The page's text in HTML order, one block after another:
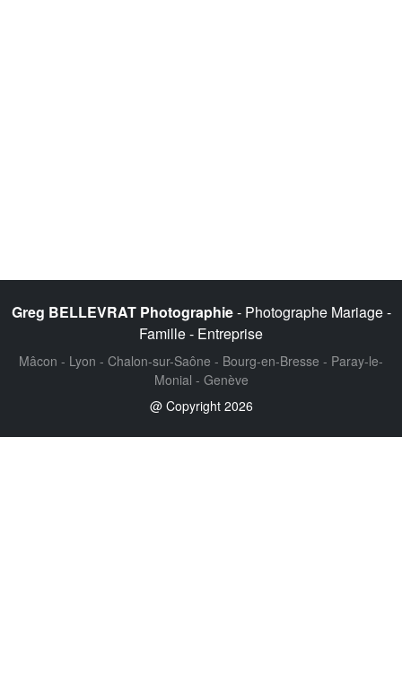
Greg BELLEVRAT Photographie- Photographe Mariage -
Famille - Entreprise
Mâcon - Lyon - Chalon-sur-Saône - Bourg-en-Bresse - Paray-le-
Monial - Genève
@ Copyright 2026